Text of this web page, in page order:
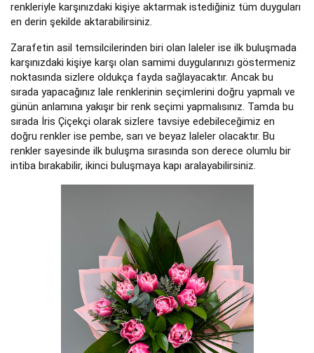
renkleriyle karşınızdaki kişiye aktarmak istediğiniz tüm duyguları
en derin şekilde aktarabilirsiniz.
Zarafetin asil temsilcilerinden biri olan laleler ise ilk buluşmada
karşınızdaki kişiye karşı olan samimi duygularınızı göstermeniz
noktasında sizlere oldukça fayda sağlayacaktır. Ancak bu
sırada yapacağınız lale renklerinin seçimlerini doğru yapmalı ve
günün anlamına yakışır bir renk seçimi yapmalısınız. Tamda bu
sırada İris Çiçekçi olarak sizlere tavsiye edebileceğimiz en
doğru renkler ise pembe, sarı ve beyaz laleler olacaktır. Bu
renkler sayesinde ilk buluşma sırasında son derece olumlu bir
intiba bırakabilir, ikinci buluşmaya kapı aralayabilirsiniz.